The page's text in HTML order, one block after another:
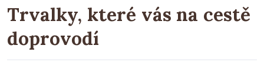
Trvalky, které vás na cestě
doprovodí